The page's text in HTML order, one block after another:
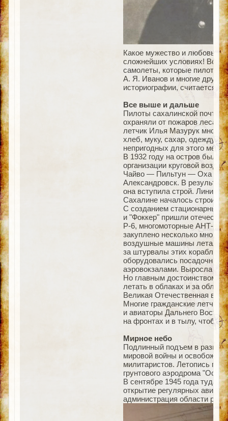
Какое мужество и любовь к
сложнейших условиях!
самолеты, которые
А. Я. Иванов и многие
историографии, считается
Все выше и дальше
Пилоты сахалинской
охраняли от пожаров леса,
летчик Илья Мазурук много
хлеб, муку, сахар, одежду.
непригодных для этого
В 1932 году на остров была
организации круговой
Чайво — Пильтун — Оха —
Александровск. В
она вступила строй. Линию
Сахалине началось
С созданием стационарных
и "Фоккер" пришли
Р-6, многомоторные АНТ-9,
закуплено несколько
воздушные машины летали
за штурвалы этих кораблей.
оборудовались посадочные
аэровокзалами. Выросла
Но главным достоинством
летать в облаках и за
Великая Отечественная
Многие гражданские
и авиаторы Дальнего
на фронтах и в тылу, чтобы
Мирное небо
Подлинный подъем в
мировой войны и
милитаристов. Летопись
грунтового аэродрома
В сентябре 1945 года туда
открытие регулярных
администрация области